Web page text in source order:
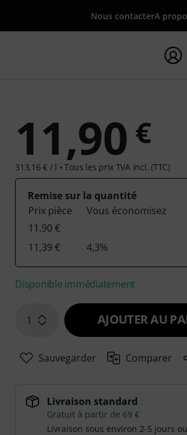
Nous contacterA
la recherche avec le terme de
11,90 €
313,16 € / l • Tous les prix TVA incl. (TTC)
Remise sur la quantité
Prix pièce
Vous économisez
11,90 €
11,39 €
4,3%
Disponible immédiatement
1 AJOUTER AU
Sauvegarder Comparer
Livraison standard
Gratuit à partir de 69 €
Livraison sous environ 2-5 jours